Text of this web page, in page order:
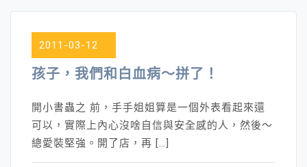
2011-03-12
孩子，我們和白血病～拼了！
開小書蟲之 前，手手姐姐算是一個外表看起來還
可以，實際上內心沒啥自信與安全感的人，然後～
總愛裝堅強。開了店，再 […]